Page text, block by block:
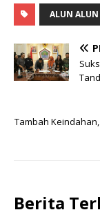
ALUN
Tambah
Berita